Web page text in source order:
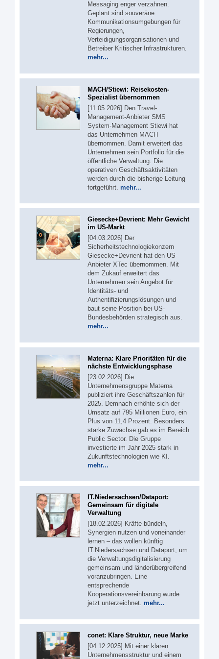
Messaging enger verzahnen.
Geplant sind souveräne
Kommunikationsumgebungen für
Regierungen,
Verteidigungsorganisationen und
Betreiber Kritischer Infrastrukturen.
mehr...
MACH/Stiewi: Reisekosten-
Spezialist übernommen
[11.05.2026] Den Travel-
Management-Anbieter SMS
System-Management Stiewi hat
das Unternehmen MACH
übernommen. Damit erweitert das
Unternehmen sein Portfolio für die
öffentliche Verwaltung. Die
operativen Geschäftsaktivitäten
werden durch die bisherige Leitung
fortgeführt. mehr...
Giesecke+Devrient: Mehr Gewicht
im US-Markt
[04.03.2026] Der
Sicherheitstechnologiekonzern
Giesecke+Devrient hat den US-
Anbieter XTec übernommen. Mit
dem Zukauf erweitert das
Unternehmen sein Angebot für
Identitäts- und
Authentifizierungslösungen und
baut seine Position bei US-
Bundesbehörden strategisch aus.
mehr...
Materna: Klare Prioritäten für die
nächste Entwicklungsphase
[23.02.2026] Die
Unternehmensgruppe Materna
publiziert ihre Geschäftszahlen für
2025. Demnach erhöhte sich der
Umsatz auf 795 Millionen Euro, ein
Plus von 11,4 Prozent. Besonders
starke Zuwächse gab es im Bereich
Public Sector. Die Gruppe
investierte im Jahr 2025 stark in
Zukunftstechnologien wie KI.
mehr...
IT.Niedersachsen/Dataport:
Gemeinsam für digitale
Verwaltung
[18.02.2026] Kräfte bündeln,
Synergien nutzen und voneinander
lernen – das wollen künftig
IT.Niedersachsen und Dataport, um
die Verwaltungsdigitalisierung
gemeinsam und länderübergreifend
voranzubringen. Eine
entsprechende
Kooperationsvereinbarung wurde
jetzt unterzeichnet. mehr...
conet: Klare Struktur, neue Marke
[04.12.2025] Mit einer klaren
Unternehmensstruktur und einem